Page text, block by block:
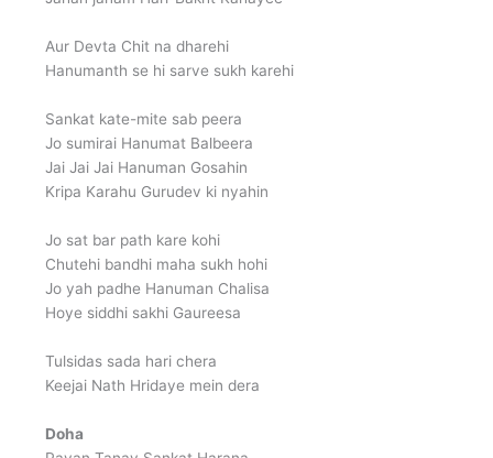
Aur Devta Chit na dharehi
Hanumanth se hi sarve sukh karehi
Sankat kate-mite sab peera
Jo sumirai Hanumat Balbeera
Jai Jai Jai Hanuman Gosahin
Kripa Karahu Gurudev ki nyahin
Jo sat bar path kare kohi
Chutehi bandhi maha sukh hohi
Jo yah padhe Hanuman Chalisa
Hoye siddhi sakhi Gaureesa
Tulsidas sada hari chera
Keejai Nath Hridaye mein dera
Doha